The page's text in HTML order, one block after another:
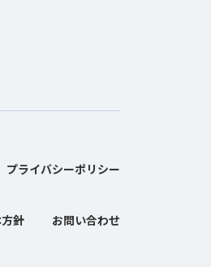
プライバシーポリシー
針 お問い合わせ